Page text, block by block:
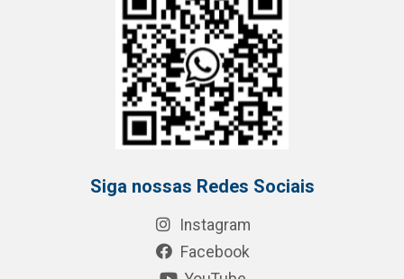
Siga nossas Redes Sociais
Instagram
Facebook